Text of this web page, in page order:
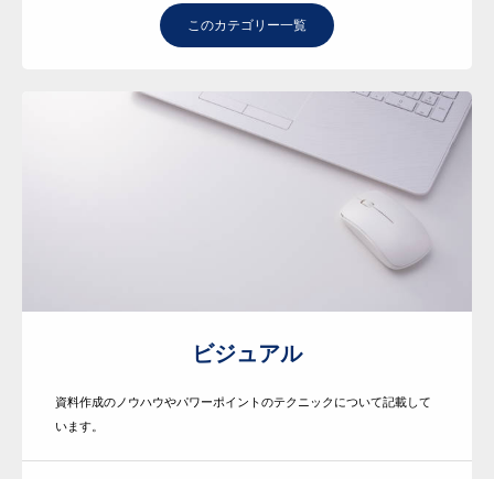
このカテゴリー一覧
ビジュアル
資料作成のノウハウやパワーポイントのテクニックについて記載して
います。
お客様の声